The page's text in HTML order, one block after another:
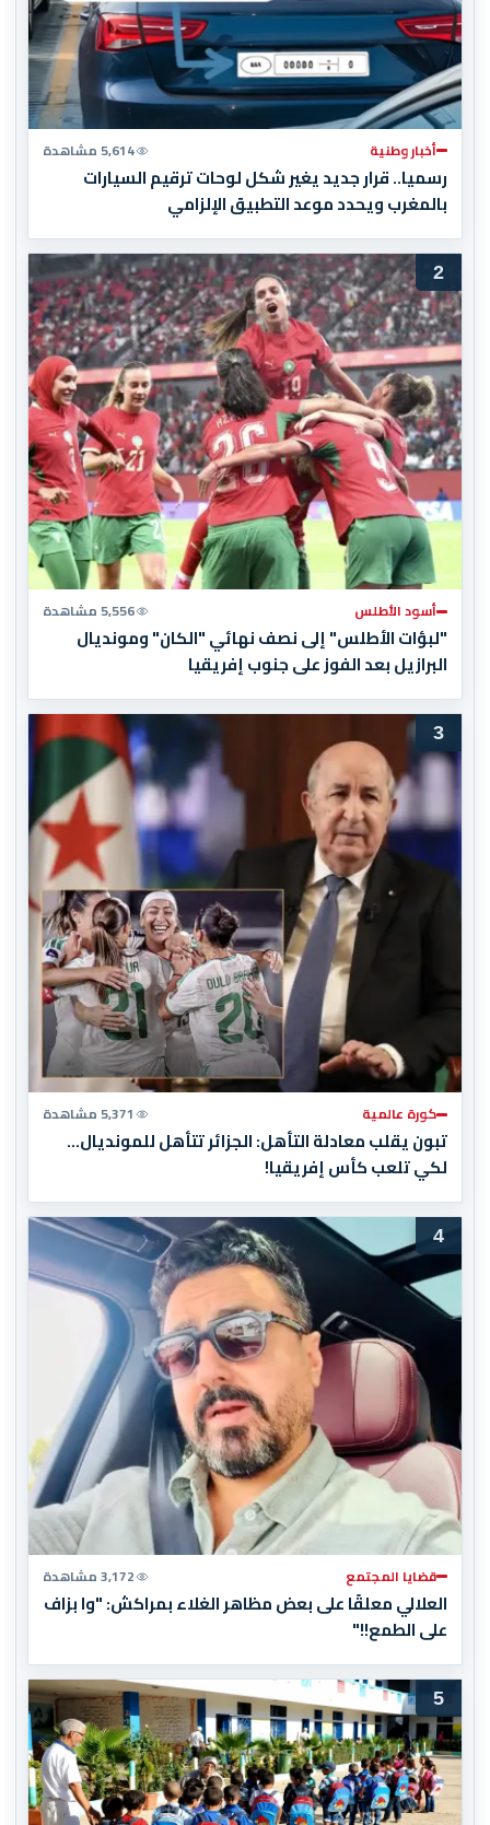
أخبار وطنية 5,614 مشاهدة
رسميا.. قرار جديد يغير شكل لوحات ترقيم السيارات
بالمغرب ويحدد موعد التطبيق الإلزامي
2
أسود الأطلس 5,556 مشاهدة
"لبؤات الأطلس" إلى نصف نهائي "الكان" ومونديال
البرازيل بعد الفوز على جنوب إفريقيا
3
كورة عالمية 5,371 مشاهدة
تبون يقلب معادلة التأهل: الجزائر تتأهل للمونديال…
لكي تلعب كأس إفريقيا!
4
قضايا المجتمع 3,172 مشاهدة
العلالي معلقًا على بعض مظاهر الغلاء بمراكش: "وا بزاف
على الطمع!!"
5